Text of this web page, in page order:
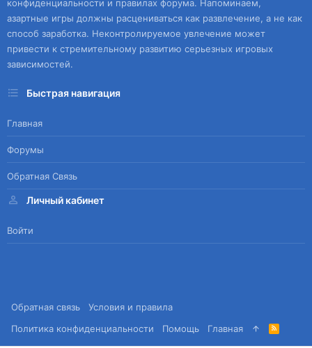
конфиденциальности и правилах форума. Напоминаем,
азартные игры должны расцениваться как развлечение, а не как
способ заработка. Неконтролируемое увлечение может
привести к стремительному развитию серьезных игровых
зависимостей.
Быстрая навигация
Главная
Форумы
Обратная Связь
Личный кабинет
Войти
Обратная связь
Условия и правила
Политика конфиденциальности
Помощь Главная
R
S